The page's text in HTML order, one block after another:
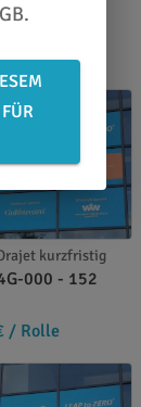
kurzfristig
000 - 152
/ Rolle